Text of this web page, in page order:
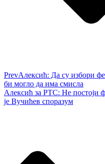
PrevАлексић: Да су избори
би могло да има смисла
Алексић за РТС: Не постоји
је Вучићев споразум